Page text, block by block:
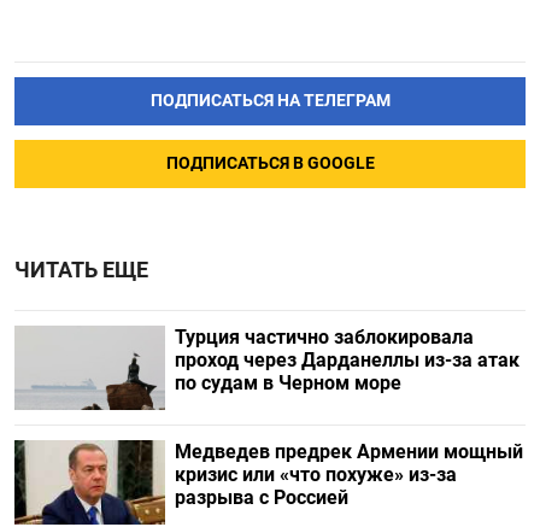
ПОДПИСАТЬСЯ НА ТЕЛЕГРАМ
ПОДПИСАТЬСЯ В GOOGLE
ЧИТАТЬ ЕЩЕ
Турция частично заблокировала
проход через Дарданеллы из-за атак
по судам в Черном море
Медведев предрек Армении мощный
кризис или «что похуже» из-за
разрыва с Россией